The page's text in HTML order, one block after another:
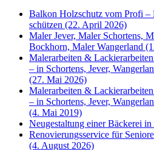
Balkon Holzschutz vom Profi –
schützen (22. April 2026)
Maler Jever, Maler Schortens,
Bockhorn, Maler Wangerland
Malerarbeiten &
– in Schortens, Jever,
(27. Mai 2026)
Malerarbeiten &
– in Schortens, Jever,
(4. Mai 2019)
Neugestaltung einer Bäckerei
Renovierungsservice für
(4. August 2026)